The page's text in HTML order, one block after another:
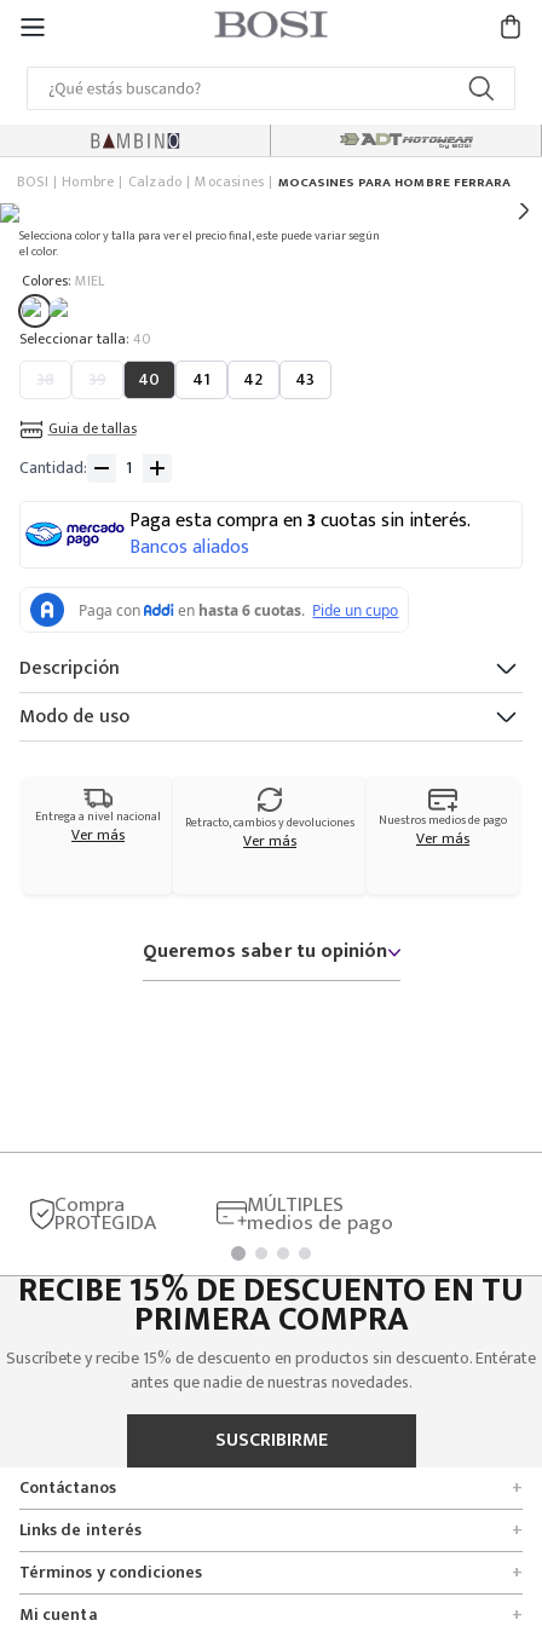
BOSI Hombre Calzado Mocasines MOCASINES PARA HOMBRE FERRARA
Selecciona color y talla para ver el precio final, este puede variar según
el color.
Colores: MIEL
: 40
38 39 40 41 42 43
Guia de tallas
Cantidad
Paga esta compra en3cuotas sin interés.
Bancos aliados
Descripción
Modo de uso
Entrega a nivel nacional
Ver más Retracto, cambios y devoluciones
Ver más
Nuestros medios de pago
Ver más
Queremos saber tu opinión
Compra
PROTEGIDA
MÚLTIPLES
medios de pago
RECIBE 15% DE DESCUENTO EN TU
PRIMERA COMPRA
Suscríbete y recibe 15% de descuento en productos sin descuento. Entérate
antes que nadie de nuestras novedades.
SUSCRIBIRME
Contáctanos
+
Encuentra tu tienda
Formulario de solicitudes
Servicio al cliente
Links de interés +
Quienes somos
Políticas de entrega, cambio y devolución
Políticas de privacidad
Términos y condiciones +
Promociones
Mi cuenta +